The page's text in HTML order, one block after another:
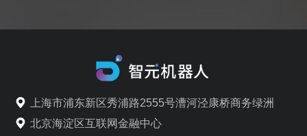
上海市浦东新区秀浦路2555号漕河泾康桥商务绿洲
北京海淀区互联网金融中心